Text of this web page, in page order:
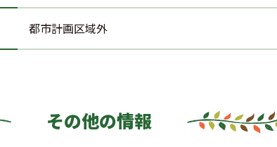
都市計画区域外
その他の情報